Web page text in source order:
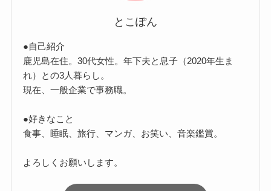
とこぽん
●自己紹介
鹿児島在住。30代女性。年下夫と息子（2020年生ま
れ）との3人暮らし。
現在、一般企業で事務職。
●好きなこと
食事、睡眠、旅行、マンガ、お笑い、音楽鑑賞。
よろしくお願いします。